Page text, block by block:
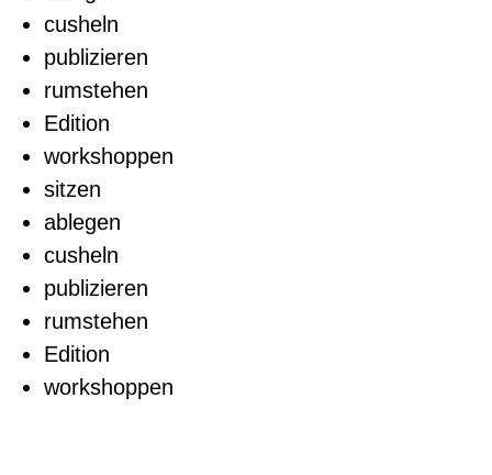
cusheln
publizieren
rumstehen
Edition
workshoppen
sitzen
ablegen
cusheln
publizieren
rumstehen
Edition
workshoppen